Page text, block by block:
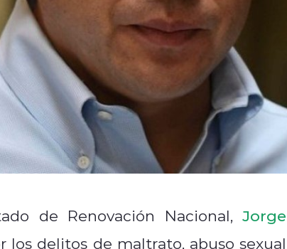
de Renovación Nacional, Jorge
los delitos de maltrato, abuso sexual